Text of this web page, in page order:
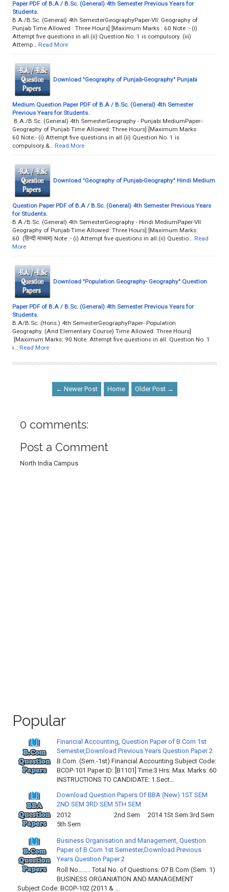
Paper PDF of B.A / B.Sc. (General) 4th Semester Previous Years for
Students.
B.A./B.Sc. (General) 4th SemesterGeographyPaper-VII: Geography of
Punjab Time Allowed : Three Hours] [Maximum Marks : 60 Note :- (i)
Attempt five questions in all.(ii) Question No. 1 is compulsory. (iii)
Attemp…
Read More
Download "Geography of Punjab-Geography" Punjabi
Medium Question Paper PDF of B.A / B.Sc. (General) 4th Semester
Previous Years for Students.
B.A./B.Sc. (General) 4th SemesterGeography - Punjabi MediumPaper-:
Geography of Punjab Time Allowed: Three Hours] [Maximum Marks:
60 Note:- (i) Attempt five questions in all.(ii) Question No. 1 is
compulsory.&…
Read More
Download "Geography of Punjab-Geography" Hindi Medium
Question Paper PDF of B.A / B.Sc. (General) 4th Semester Previous Years
for Students.
B.A./B.Sc. (General) 4th SemesterGeography - Hindi MediumPaper-VII:
Geography of Punjab Time Allowed: Three Hours] [Maximum Marks:
60 (हिन्दी माध्यम) Note :- (i) Attempt five questions in all.(ii) Questio…
Read
More
Download "Population Geography- Geography" Question
Paper PDF of B.A / B.Sc. (General) 4th Semester Previous Years for
Students.
B.A/B.Sc. (Hons.) 4th SemesterGeographyPaper- Population
Geography. (And Elementary Course) Time Allowed: Three Hours]
[Maximum Marks: 90 Note: Attempt five questions in all. Question No. 1
i…
Read More
← Newer Post Home Older Post →
0 comments:
Post a Comment
North India Campus
Popular
Financial Accounting, Question Paper of B.Com 1st
Semester,Download Previous Years Question Paper 2
B.Com. (Sem.-1st) Financial Accounting Subject Code:
BCOP-101 Paper ID: [B1101] Time:3 Hrs. Max. Marks: 60
INSTRUCTIONS TO CANDIDATE: 1.Sect...
Download Question Papers Of BBA (New) 1ST SEM
2ND SEM 3RD SEM 5TH SEM
2012 2nd Sem 2014 1St Sem 3rd Sem
5th Sem
Business Organisation and Management, Question
Paper of B.Com 1st Semester,Download Previous
Years Question Paper 2
Roll No…….. Total No. of Questions: 07 B.Com (Sem. 1)
BUSINESS ORGANIATION AND MANAGEMENT
Subject Code: BCOP-102 (2011 & ...